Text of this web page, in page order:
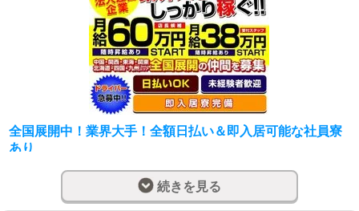
全国展開中！業界大手！全額日払い＆即入居可能な社員寮
あり
全国展開中の業界大手【優良企業グループ】
【わずか６年で４０店舗以上の新規出店で爆稼ぎ”できる環
続きを見る